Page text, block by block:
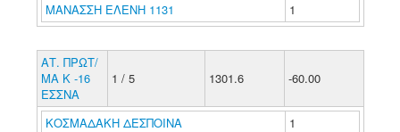
ΜΑΝΑΣΣΗ ΕΛΕΝΗ 1131
1
ΑΤ. ΠΡΩΤ/
ΜΑ Κ -16
ΕΣΣΝΑ
1 / 5 1301.6 -60.00
ΚΟΣΜΑΔΑΚΗ ΔΕΣΠΟΙΝΑ
1